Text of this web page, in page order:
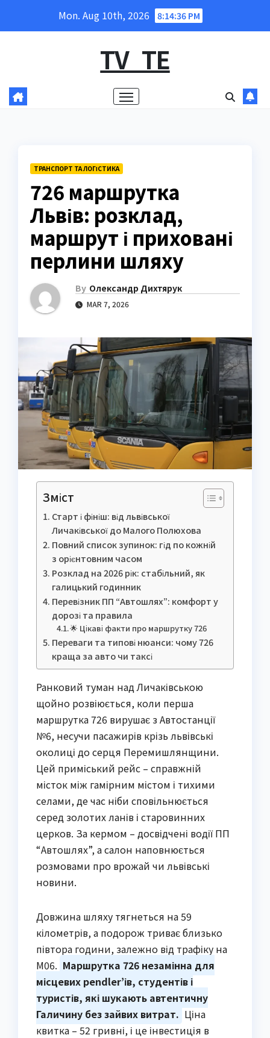
Mon. Aug 10th, 2026 8:14:37 PM
TV_TE
ТРАНСПОРТ ТА ЛОГІСТИКА
726 маршрутка
Львів: розклад,
маршрут і приховані
перлини шляху
By Олександр Дихтярук
MAR 7, 2026
Зміст
Старт і фініш: від львівської
Личаківської до Малого Полюхова
Повний список зупинок: гід по кожній
з орієнтовним часом
Розклад на 2026 рік: стабільний, як
галицький годинник
Перевізник ПП “Автошлях”: комфорт у
дорозі та правила
🌟 Цікаві факти про маршрутку 726
Переваги та типові нюанси: чому 726
краща за авто чи таксі
Ранковий туман над Личаківською
щойно розвіюється, коли перша
маршрутка 726 вирушає з Автостанції
№6, несучи пасажирів крізь львівські
околиці до серця Перемишлянщини.
Цей приміський рейс – справжній
місток між гамірним містом і тихими
селами, де час ніби сповільнюється
серед золотих ланів і старовинних
церков. За кермом – досвідчені водії ПП
“Автошлях”, а салон наповнюється
розмовами про врожай чи львівські
новини.
Довжина шляху тягнеться на 59
кілометрів, а подорож триває близько
півтора години, залежно від трафіку на
М06. Маршрутка 726 незамінна для
місцевих pendler’ів, студентів і
туристів, які шукають автентичну
Галичину без зайвих витрат. Ціна
квитка – 52 гривні, і це інвестиція в